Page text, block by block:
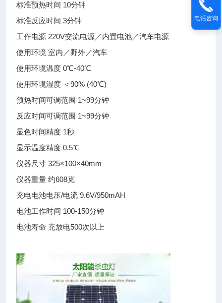
标准预热时间 10分钟
标准反应时间 3分钟
工作电源 220V交流电源／内置电池／汽车电源
使用环境 室内／野外／汽车
使用环境温度 0℃-40℃
使用环境湿度 ＜90% (40℃)
预热时间可调范围 1~99分钟
反应时间可调范围 1~99分钟
显色时间精度 1秒
显示温度精度 0.5℃
仪器尺寸 325×100×40mm
仪器重量 约608克
充电电池电压/电流 9.6V/950mAH
电池工作时间 100-150分钟
电池寿命 充放电500次以上
电话咨询